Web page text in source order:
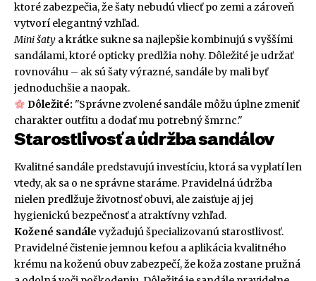
ktoré zabezpečia, že šaty nebudú vliecť po zemi a zároveň
vytvorí elegantný vzhľad.
Mini šaty a krátke sukne sa najlepšie kombinujú s vyššími
sandálami, ktoré opticky predlžia nohy. Dôležité je udržať
rovnováhu – ak sú šaty výrazné, sandále by mali byť
jednoduchšie a naopak.
Dôležité: "Správne zvolené sandále môžu úplne zmeniť
charakter outfitu a dodať mu potrebný šmrnc."
Starostlivosť a údržba sandálov
Kvalitné sandále predstavujú investíciu, ktorá sa vyplatí len
vtedy, ak sa o ne správne staráme. Pravidelná údržba
nielen predlžuje životnosť obuvi, ale zaisťuje aj jej
hygienickú bezpečnosť a atraktívny vzhľad.
Kožené sandále vyžadujú špecializovanú starostlivosť.
Pravidelné čistenie jemnou kefou a aplikácia kvalitného
krému na koženú obuv zabezpečí, že koža zostane pružná